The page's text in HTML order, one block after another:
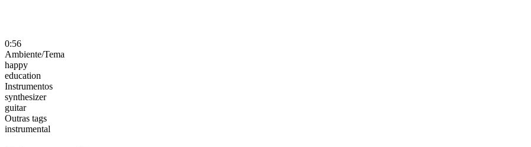
0:56
Ambiente/Tema
happy
education
Instrumentos
synthesizer
guitar
Outras tags
instrumental